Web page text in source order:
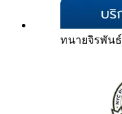
ทนายจิรพันธ์